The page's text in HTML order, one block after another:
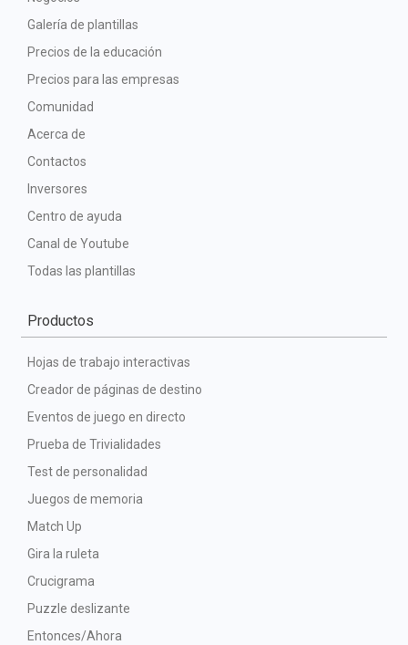
Galería de plantillas
Precios de la educación
Precios para las empresas
Comunidad
Acerca de
Contactos
Inversores
Centro de ayuda
Canal de Youtube
Todas las plantillas
Productos
Hojas de trabajo interactivas
Creador de páginas de destino
Eventos de juego en directo
Prueba de Trivialidades
Test de personalidad
Juegos de memoria
Match Up
Gira la ruleta
Crucigrama
Puzzle deslizante
Entonces/Ahora